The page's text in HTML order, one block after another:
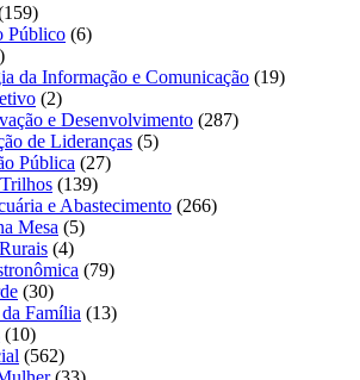
Público (6)
da Informação e Comunicação (19)
(2)
e Desenvolvimento (287)
de Lideranças (5)
Pública (27)
(139)
e Abastecimento (266)
Mesa (5)
(4)
(79)
(30)
Família (13)
(10)
(562)